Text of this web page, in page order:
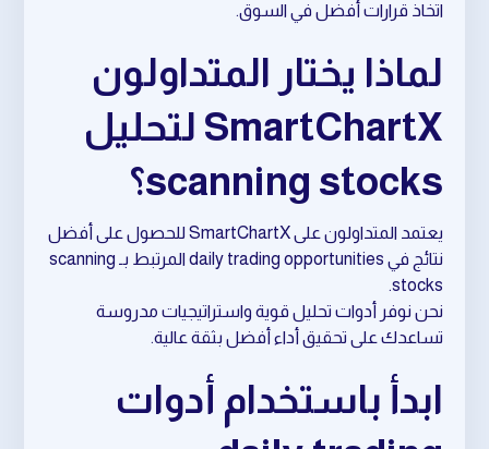
اتخاذ قرارات أفضل في السوق.
لماذا يختار المتداولون
SmartChartX لتحليل
scanning stocks؟
يعتمد المتداولون على SmartChartX للحصول على أفضل
نتائج في daily trading opportunities المرتبط بـ scanning
stocks.
نحن نوفر أدوات تحليل قوية واستراتيجيات مدروسة
تساعدك على تحقيق أداء أفضل بثقة عالية.
ابدأ باستخدام أدوات